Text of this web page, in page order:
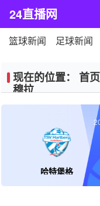
24直播网
篮球新闻 足球新闻
现在的位置： 首页
穆拉
哈特堡格